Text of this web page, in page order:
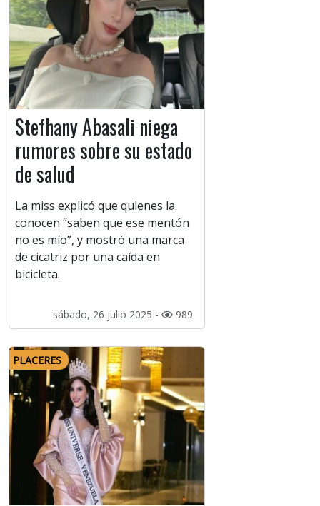
Stefhany Abasali niega
rumores sobre su estado
de salud
La miss explicó que quienes la
conocen “saben que ese mentón
no es mío”, y mostró una marca
de cicatriz por una caída en
bicicleta.
sábado, 26 julio 2025 - 989
PLACERES